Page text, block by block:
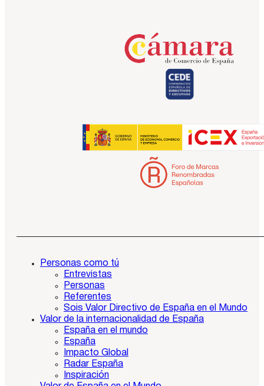
Personas como tú
Entrevistas
Personas
Referentes
Sois Valor Directivo de España en el Mundo
Valor de la internacionalidad de España
España en el mundo
España
Impacto Global
Radar España
Inspiración